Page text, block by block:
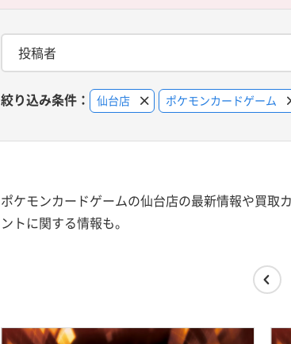
投稿者
絞り込み条件： 仙台店 ポケモンカードゲーム
ポケモンカードゲームの仙台店の最新情報や買取
ントに関する情報も。